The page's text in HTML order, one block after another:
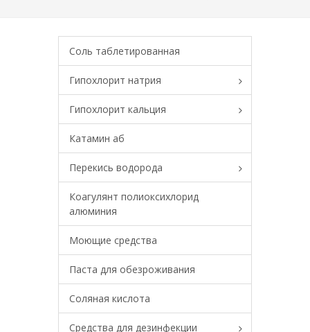
Соль таблетированная
Гипохлорит натрия
Гипохлорит кальция
Катамин аб
Перекись водорода
Коагулянт полиоксихлорид
алюминия
Моющие средства
Паста для обезроживания
Соляная кислота
Средства для дезинфекции